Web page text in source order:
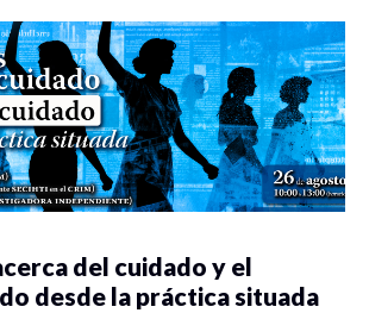
del cuidado y el
desde la práctica situada